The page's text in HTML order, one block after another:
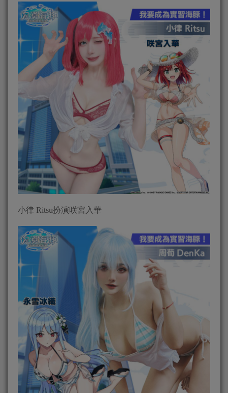
小律 Ritsu扮演咲宮入華